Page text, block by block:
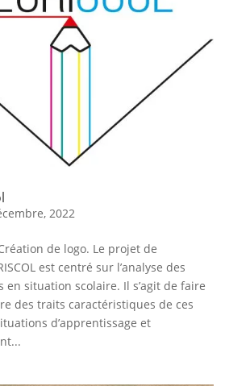
2022
de logo. Le projet de
est centré sur l’analyse des
en situation scolaire. Il s’agit de faire
des traits caractéristiques de ces
d’apprentissage et